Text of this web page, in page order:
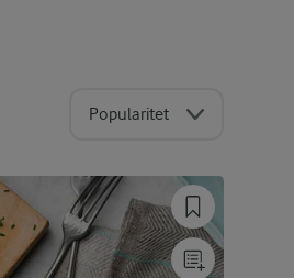
Popularitet